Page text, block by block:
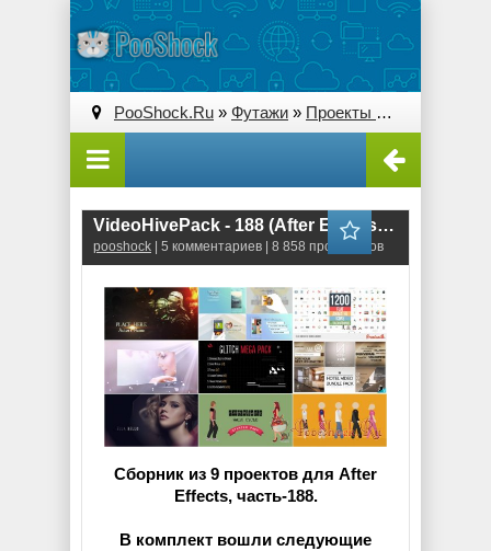
PooShock.Ru » Футажи » Проекты After Effects
VideoHivePack - 188 (After Effects Projects Pack)
pooshock | 5 комментариев | 8 858 просмотров
Сборник из 9 проектов для After
Effects, часть-188.
В комплект вошли следующие